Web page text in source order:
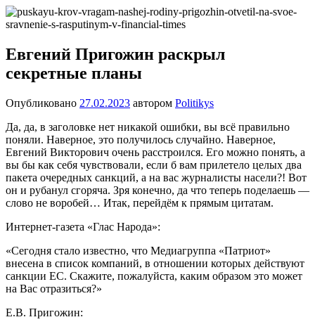
Перейти
к
Новости
Ещё
сайт
на
WordPress
Евгений Пригожин раскрыл
секретные планы
Опубликовано 27.02.2023 автором Politikys
Да, да, в заголовке нет никакой ошибки, вы всё правильно
поняли. Наверное, это получилось случайно. Наверное,
Евгений Викторович очень расстроился. Его можно понять, а
вы бы как себя чувствовали, если б вам прилетело целых два
пакета очередных санкций, а на вас журналисты насели?! Вот
он и рубанул сгоряча. Зря конечно, да что теперь поделаешь —
слово не воробей… Итак, перейдём к прямым цитатам.
Интернет-газета «Глас Народа»:
«Сегодня стало известно, что Медиагруппа «Патриот»
внесена в список компаний, в отношении которых действуют
санкции ЕС. Скажите, пожалуйста, каким образом это может
на Вас отразиться?»
Е.В. Пригожин: